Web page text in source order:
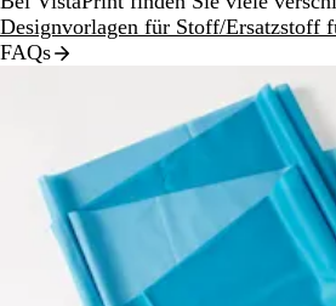
Designvorlagen für Stoff/Ersatzstoff
FAQs